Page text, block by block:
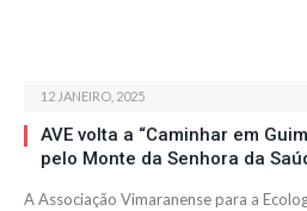
12 JANEIRO, 2025
AVE volta a “Caminhar em
pelo Monte da Senhora da
A Associação Vimaranense para a